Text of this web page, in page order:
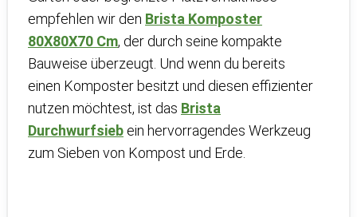
empfehlen wir den Brista Komposter
80X80X70 Cm, der durch seine kompakte
Bauweise überzeugt. Und wenn du bereits
einen Komposter besitzt und diesen effizienter
nutzen möchtest, ist das Brista
Durchwurfsieb ein hervorragendes Werkzeug
zum Sieben von Kompost und Erde.